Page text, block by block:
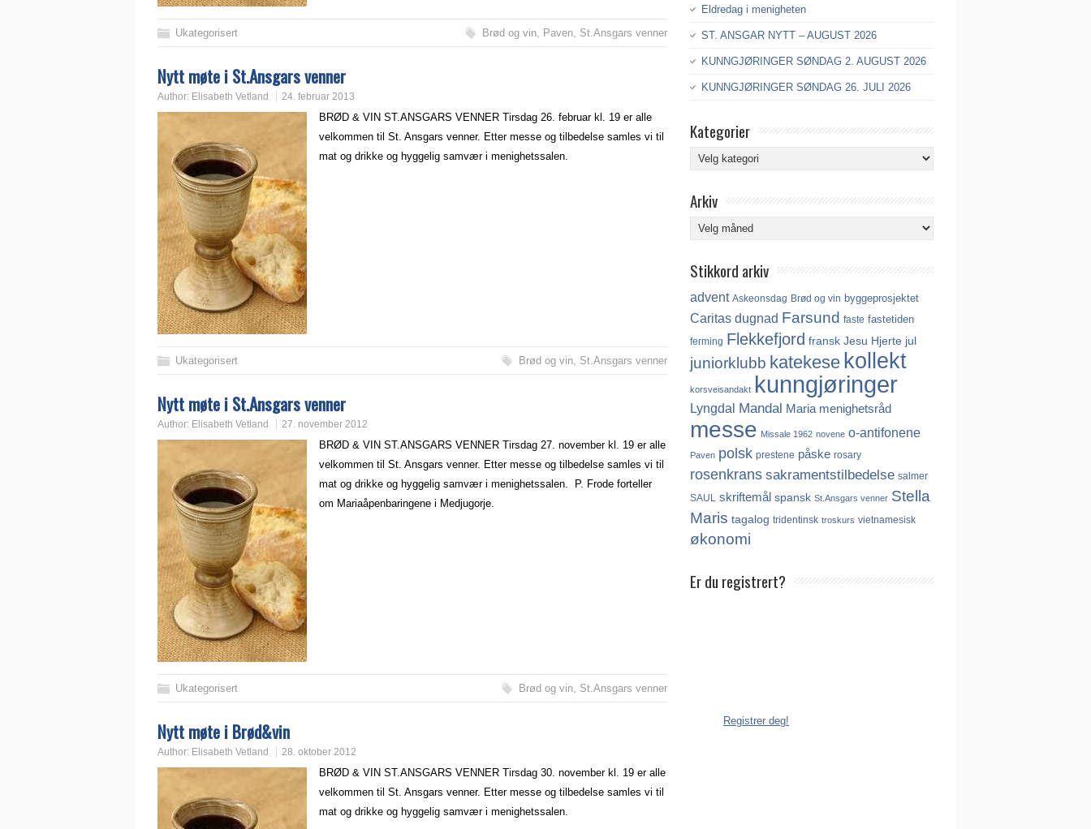
Ukategorisert Brød og vin, Paven, St.Ansgars venner
Nytt møte i St.Ansgars venner
Author: Elisabeth Vetland 24. februar 2013
BRØD & VIN ST.ANSGARS VENNER Tirsdag 26. februar kl. 19 er alle
velkommen til St. Ansgars venner. Etter messe og tilbedelse samles vi til
mat og drikke og hyggelig samvær i menighetssalen.
Ukategorisert Brød og vin, St.Ansgars venner
Nytt møte i St.Ansgars venner
Author: Elisabeth Vetland 27. november 2012
BRØD & VIN ST.ANSGARS VENNER Tirsdag 27. november kl. 19 er alle
velkommen til St. Ansgars venner. Etter messe og tilbedelse samles vi til
mat og drikke og hyggelig samvær i menighetssalen. P. Frode forteller
om Mariaåpenbaringene i Medjugorje.
Ukategorisert Brød og vin, St.Ansgars venner
Nytt møte i Brød&vin
Author: Elisabeth Vetland 28. oktober 2012
BRØD & VIN ST.ANSGARS VENNER Tirsdag 30. november kl. 19 er alle
velkommen til St. Ansgars venner. Etter messe og tilbedelse samles vi til
mat og drikke og hyggelig samvær i menighetssalen.
Eldredag i menigheten
ST. ANSGAR NYTT – AUGUST 2026
KUNNGJØRINGER SØNDAG 2. AUGUST 2026
KUNNGJØRINGER SØNDAG 26. JULI 2026
Kategorier
Kategorier
Arkiv
Arkiv
Stikkord arkiv
advent Askeonsdag Brød og vin byggeprosjektet
Caritas dugnad Farsund faste fastetiden
ferming Flekkefjord fransk Jesu Hjerte jul
juniorklubb katekese kollekt
korsveisandakt kunngjøringer
Lyngdal Mandal Maria menighetsråd
messe Missale 1962 novene o-antifonene
Paven polsk prestene påske rosary
rosenkrans sakramentstilbedelse salmer
SAUL skriftemål spansk St.Ansgars venner Stella
Maris tagalog tridentinsk troskurs vietnamesisk
økonomi
Er du registrert?
Registrer deg!